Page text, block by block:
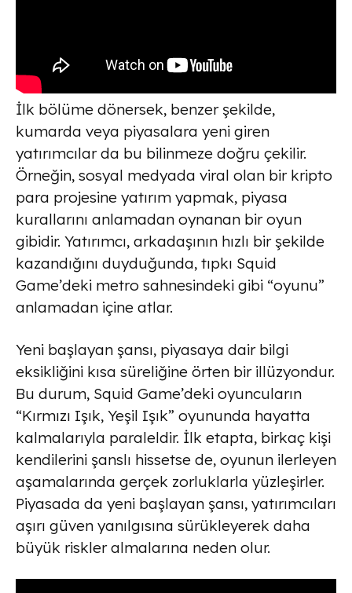
İlk bölüme dönersek, benzer şekilde,
kumarda veya piyasalara yeni giren
yatırımcılar da bu bilinmeze doğru çekilir.
Örneğin, sosyal medyada viral olan bir kripto
para projesine yatırım yapmak, piyasa
kurallarını anlamadan oynanan bir oyun
gibidir. Yatırımcı, arkadaşının hızlı bir şekilde
kazandığını duyduğunda, tıpkı Squid
Game’deki metro sahnesindeki gibi “oyunu”
anlamadan içine atlar.
Yeni başlayan şansı, piyasaya dair bilgi
eksikliğini kısa süreliğine örten bir illüzyondur.
Bu durum, Squid Game’deki oyuncuların
“Kırmızı Işık, Yeşil Işık” oyununda hayatta
kalmalarıyla paraleldir. İlk etapta, birkaç kişi
kendilerini şanslı hissetse de, oyunun ilerleyen
aşamalarında gerçek zorluklarla yüzleşirler.
Piyasada da yeni başlayan şansı, yatırımcıları
aşırı güven yanılgısına sürükleyerek daha
büyük riskler almalarına neden olur.